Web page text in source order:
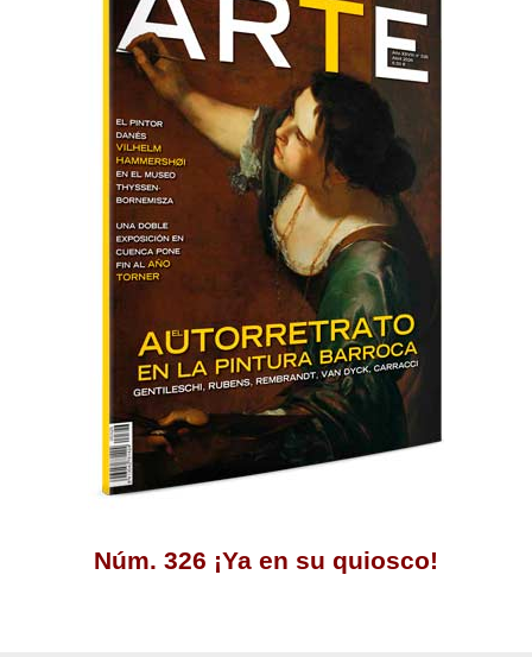
Núm. 326 ¡Ya en su quiosco!